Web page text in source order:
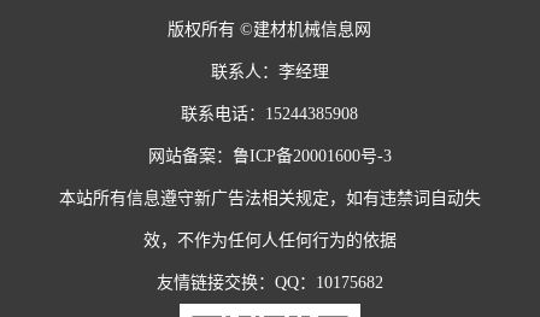
版权所有 ©建材机械信息网
联系人：李经理
联系电话：15244385908
网站备案： 鲁ICP备20001600号-3
本站所有信息遵守新广告法相关规定，如有违禁词自动失
效，不作为任何人任何行为的依据
友情链接交换：QQ：10175682